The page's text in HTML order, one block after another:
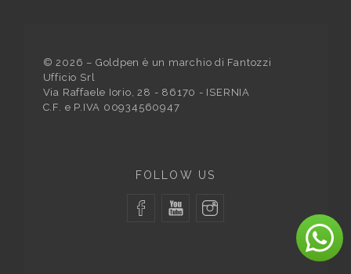
©2026 – Goldpen è un marchio di Fantozzi
Ufficio Srl
Via Raffaele Iorio, 28 - 86170 - ISERNIA
C.F. e P.IVA 00934560947
FOLLOW US